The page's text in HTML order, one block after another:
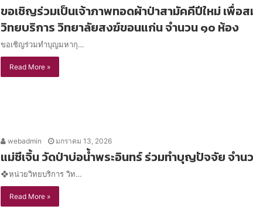
ขอเชิญร่วมเป็นเจ้าภาพทอดผ้าป่าสามัคคีปีใหม่ เพื่อ
วิทยบริการ วิทยาลัยสงฆ์ขอนแก่น จำนวน ๑๐ ห้อง
ขอเชิญร่วมทำบุญมหากุ…
Read More »
webadmin มกราคม 13, 2026
แม่ชีเจิ้น วัดป่าบ่อน้ำพระอินทร์ ร่วมทำบุญปัจจัย จำ
❖หน่วยวิทยบริการ วิท…
Read More »